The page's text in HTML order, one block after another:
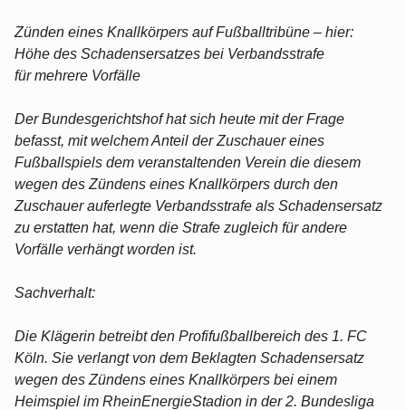
Zünden eines Knallkörpers auf Fußballtribüne – hier:
Höhe des Schadensersatzes bei Verbandsstrafe
für mehrere Vorfälle
Der Bundesgerichtshof hat sich heute mit der Frage
befasst, mit welchem Anteil der Zuschauer eines
Fußballspiels dem veranstaltenden Verein die diesem
wegen des Zündens eines Knallkörpers durch den
Zuschauer auferlegte Verbandsstrafe als Schadensersatz
zu erstatten hat, wenn die Strafe zugleich für andere
Vorfälle verhängt worden ist.
Sachverhalt:
Die Klägerin betreibt den Profifußballbereich des 1. FC
Köln. Sie verlangt von dem Beklagten Schadensersatz
wegen des Zündens eines Knallkörpers bei einem
Heimspiel im RheinEnergieStadion in der 2. Bundesliga